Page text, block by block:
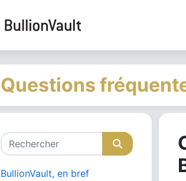
Questions
BullionVault, en bref